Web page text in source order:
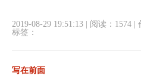
2019-08-29 19:51:13 阅读：1574
标签：
写在前面